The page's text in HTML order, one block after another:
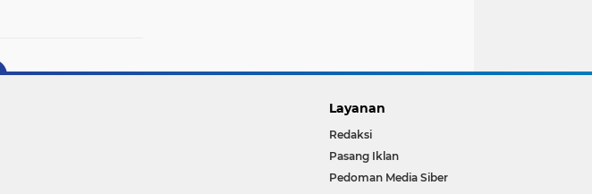
Layanan
Redaksi
Pasang Iklan
Pedoman Media Siber